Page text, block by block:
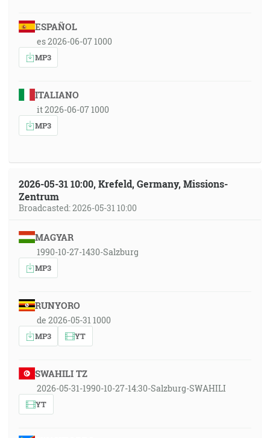
ESPAÑOL
es 2026-06-07 1000
MP3
ITALIANO
it 2026-06-07 1000
MP3
2026-05-31 10:00, Krefeld, Germany, Missions-
Zentrum
Broadcasted: 2026-05-31 10:00
MAGYAR
1990-10-27-1430-Salzburg
MP3
RUNYORO
de 2026-05-31 1000
MP3 YT
SWAHILI TZ
2026-05-31-1990-10-27-14:30-Salzburg-SWAHILI
YT